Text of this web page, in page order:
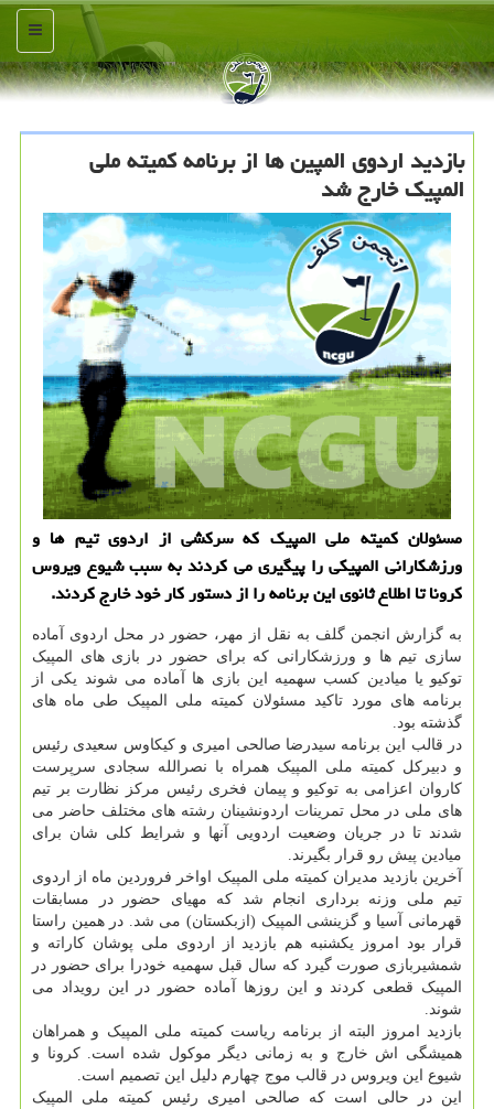
منو
بازدید اردوی المپین ها از برنامه كمیته ملی
المپیك خارج شد
مسئولان کمیته ملی المپیک که سرکشی از اردوی تیم ها و
ورزشکارانی المپیکی را پیگیری می کردند به سبب شیوع ویروس
کرونا تا اطلاع ثانوی این برنامه را از دستور کار خود خارج کردند.
به گزارش انجمن گلف به نقل از مهر، حضور در محل اردوی آماده
سازی تیم ها و ورزشکارانی که برای حضور در بازی های المپیک
توکیو یا میادین کسب سهمیه این بازی ها آماده می شوند یکی از
برنامه های مورد تاکید مسئولان کمیته ملی المپیک طی ماه های
گذشته بود.
در قالب این برنامه سیدرضا صالحی امیری و کیکاوس سعیدی رئیس
و دبیرکل کمیته ملی المپیک همراه با نصرالله سجادی سرپرست
کاروان اعزامی به توکیو و پیمان فخری رئیس مرکز نظارت بر تیم
های ملی در محل تمرینات اردونشینان رشته های مختلف حاضر می
شدند تا در جریان وضعیت اردویی آنها و شرایط کلی شان برای
میادین پیش رو قرار بگیرند.
آخرین بازدید مدیران کمیته ملی المپیک اواخر فروردین ماه از اردوی
تیم ملی وزنه برداری انجام شد که مهیای حضور در مسابقات
قهرمانی آسیا و گزینشی المپیک (ازبکستان) می شد. در همین راستا
قرار بود امروز یکشنبه هم بازدید از اردوی ملی پوشان کاراته و
شمشیربازی صورت گیرد که سال قبل سهمیه خودرا برای حضور در
المپیک قطعی کردند و این روزها آماده حضور در این رویداد می
شوند.
بازدید امروز البته از برنامه ریاست کمیته ملی المپیک و همراهان
همیشگی اش خارج و به زمانی دیگر موکول شده است. کرونا و
شیوع این ویروس در قالب موج چهارم دلیل این تصمیم است.
این در حالی است که صالحی امیری رئیس کمیته ملی المپیک